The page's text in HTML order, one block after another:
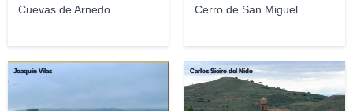
Cuevas de Arnedo Cerro de San Miguel
Joaquín Vilas Carlos Sieiro del Nido